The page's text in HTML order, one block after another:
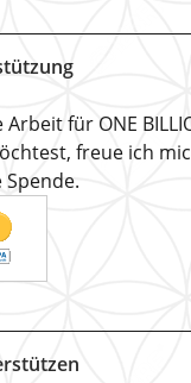
für ONE
freue ich